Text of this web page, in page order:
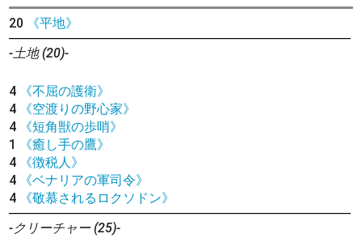
20
《平地》
-土地 (20)-
4
《不屈の護衛》
4
《空渡りの野心家》
4
《短角獣の歩哨》
1
《癒し手の鷹》
4
《徴税人》
4
《ベナリアの軍司令》
4
《敬慕されるロクソドン》
-クリーチャー (25)-